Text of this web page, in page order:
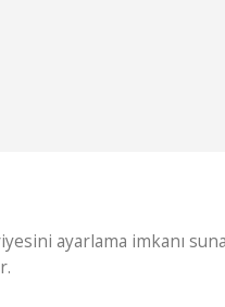
ayarlama imkanı